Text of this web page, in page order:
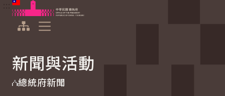
跳到主要內容
中華民國總統府
新聞與活動
總統府新聞